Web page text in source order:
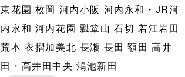
東花園 枚岡 河内小阪 河内永和・JR河
内永和 河内花園 瓢箪山 石切 若江岩田
荒本 衣摺加美北 長瀬 長田 額田 高井
田・高井田中央 鴻池新田